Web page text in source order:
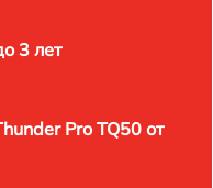
3 лет
Pro TQ50 от